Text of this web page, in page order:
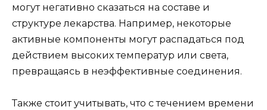
могут негативно сказаться на составе и
структуре лекарства. Например, некоторые
активные компоненты могут распадаться под
действием высоких температур или света,
превращаясь в неэффективные соединения.
Также стоит учитывать, что с течением времени